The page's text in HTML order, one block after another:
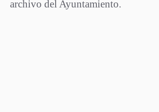
archivo del Ayuntamiento.